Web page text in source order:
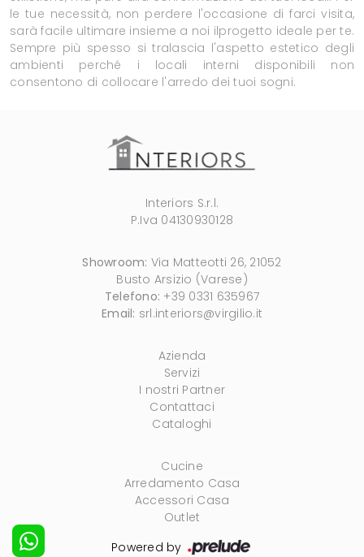
le tue necessità, non perdere l'occasione di farci visita,
sarà facile ultimare insieme a noi ilprogetto ideale per te.
Sempre più spesso si tralascia l'aspetto estetico degli
ambienti perché i locali interni disponibili non
consentono di collocare l'arredo dei tuoi sogni.
Interiors S.r.l.
P.Iva 04130930128
Showroom: Via Matteotti 26, 21052
Busto Arsizio (Varese)
Telefono: +39 0331 635967
Email: srl.interiors@virgilio.it
Azienda
Servizi
I nostri Partner
Contattaci
Cataloghi
Cucine
Arredamento Casa
Accessori Casa
Outlet
Powered by